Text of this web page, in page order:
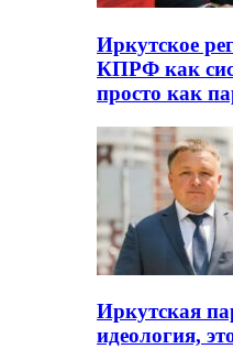
Иркутское
КПРФ как
просто как
Иркутская
идеология,